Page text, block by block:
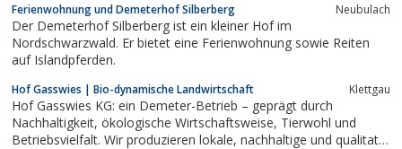
Ferienwohnung und Demeterhof Silberberg Neubulach
Der Demeterhof Silberberg ist ein kleiner Hof im
Nordschwarzwald. Er bietet eine Ferienwohnung sowie Reiten
auf Islandpferden.
Hof Gasswies | Bio-dynamische Landwirtschaft Klettgau
Hof Gasswies KG: ein Demeter-Betrieb – geprägt durch
Nachhaltigkeit, ökologische Wirtschaftsweise, Tierwohl und
Betriebsvielfalt. Wir produzieren lokale, nachhaltige und qualitativ